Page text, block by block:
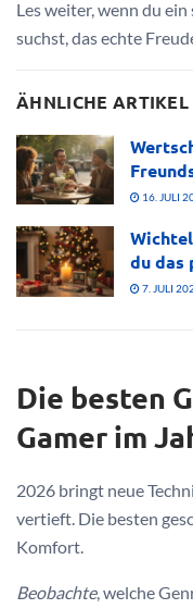
Les weiter, wenn du
suchst, das echte
ÄHNLICHE ARTIKEL
16. JULI
du das
7. JULI
Die besten
Gamer im
2026 bringt neue
vertieft. Die besten
Komfort.
Beobachte, welche